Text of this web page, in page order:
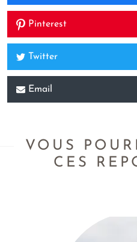
Pinterest
Twitter
Email
VOUS
CES